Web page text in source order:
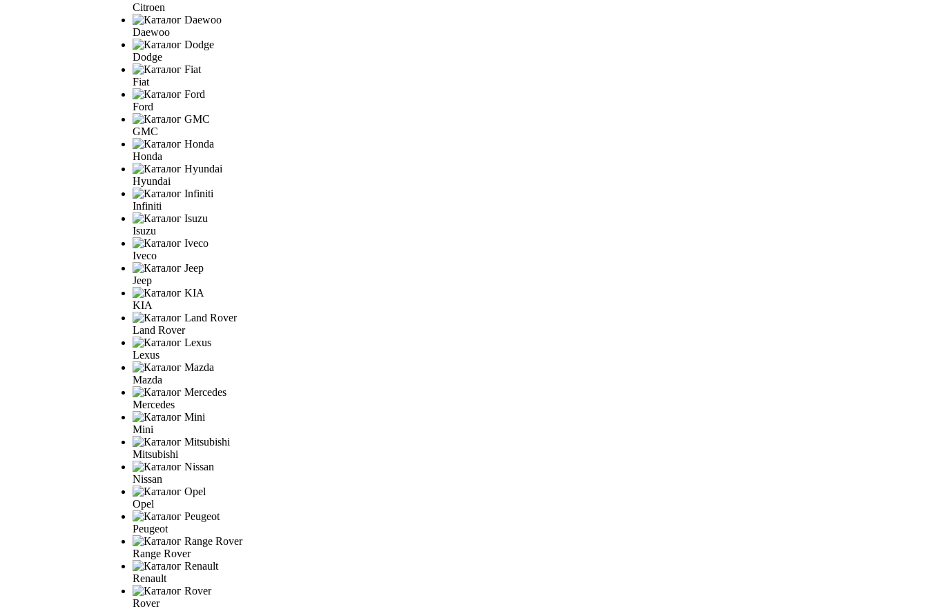
Citroen
Daewoo
Dodge
Fiat
Ford
GMC
Honda
Hyundai
Infiniti
Isuzu
Iveco
Jeep
KIA
Land Rover
Lexus
Mazda
Mercedes
Mini
Mitsubishi
Nissan
Opel
Peugeot
Range Rover
Renault
Rover